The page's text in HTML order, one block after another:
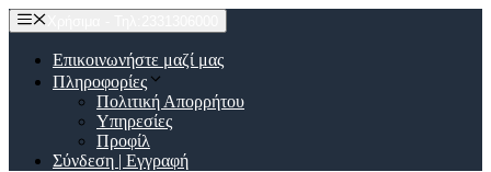
Μετάβαση
σε
περιεχόμενο
Επικοινωνήστε μαζί μας
Πληροφορίες
Πολιτική Απορρήτου
Υπηρεσίες
Προφίλ
Σύνδεση | Εγγραφή